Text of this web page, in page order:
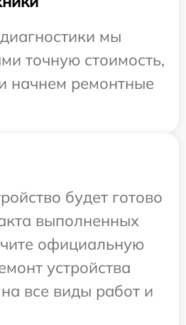
мы
точную стоимость,
начнем ремонтные
будет готово
выполненных
официальную
устройства
все виды работ и